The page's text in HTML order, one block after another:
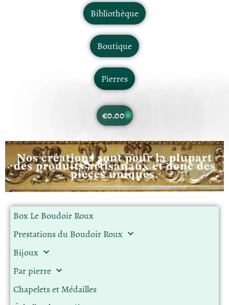
Bibliothèque
Boutique
Pierres
€0.00 0
Nos créations sont pour la plupart
des produits artisanaux et donc des
pièces uniques.
Box Le Boudoir Roux
Prestations du Boudoir Roux
Bijoux
Par pierre
Chapelets et Médailles